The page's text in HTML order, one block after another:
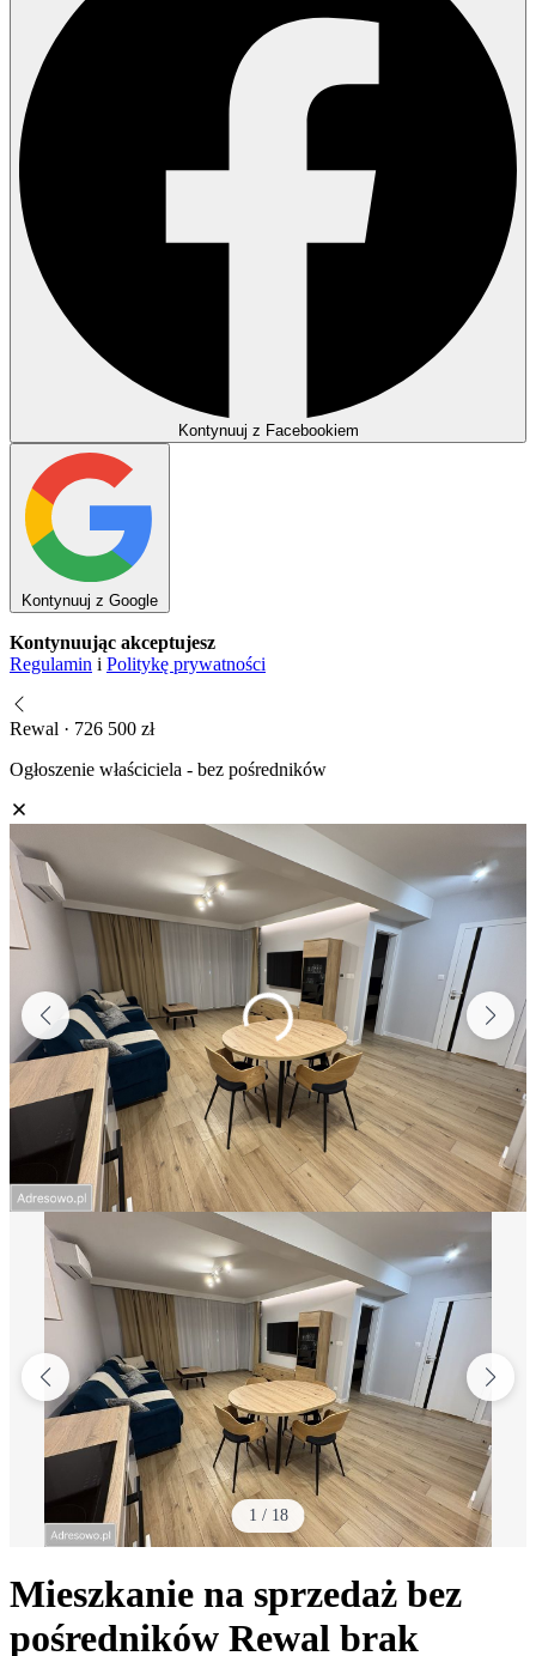
Kontynuuj z Facebookiem
Kontynuuj z Google
Kontynuując akceptujesz
Regulamin i Politykę prywatności
Rewal · 726 500 zł
Ogłoszenie właściciela - bez pośredników
1 / 18
Mieszkanie na sprzedaż bez
pośredników Rewal brak